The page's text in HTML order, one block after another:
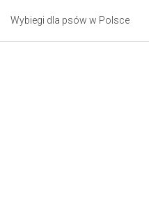
Wybiegi dla psów w Polsce